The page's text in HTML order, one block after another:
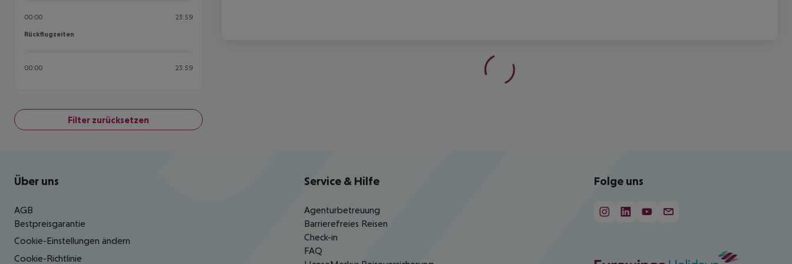
00:00 23:59
Rückflugzeiten
Rückflugzeiten
00:00 23:59
Filter zurücksetzen
Footer navigation
Über uns
AGB
Bestpreisgarantie
Cookie-Einstellungen ändern
Cookie-Richtlinie
Service & Hilfe
Agenturbetreuung
Barrierefreies Reisen
Check-in
FAQ
Folge uns